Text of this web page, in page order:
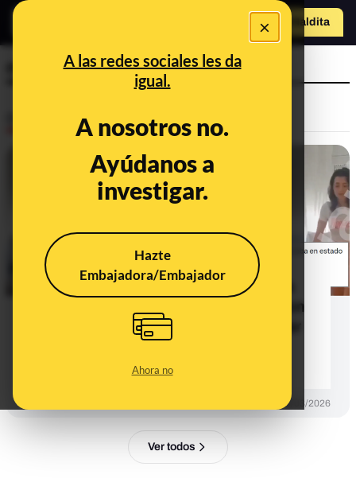
×
A las redes sociales les da
igual.
A nosotros no.
Ayúdanos a
investigar.
Hazte
Embajadora/Embajador
Ahora no
Hazte Maldita
médula
CONTEXTO
Qué sabemos sobre los vídeos que
muestran a Noelia Castillo de pie con
un andador y que utilizan para negar
que era parapléjica y afirmar que
estaba "en recuperación"
30/03/2026
Ver todos